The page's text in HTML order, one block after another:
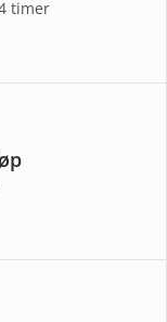
timer